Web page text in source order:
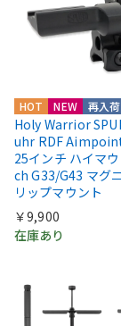
HOT NEW 再入荷
Holy Warrior
uhr RDF
25インチ ハイマ
ch G33/G43 マグ
リップマウント
￥9,900
在庫あり